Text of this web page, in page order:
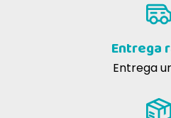
Ottimo prodotto, appetitoso per la
Entrega
Entrega